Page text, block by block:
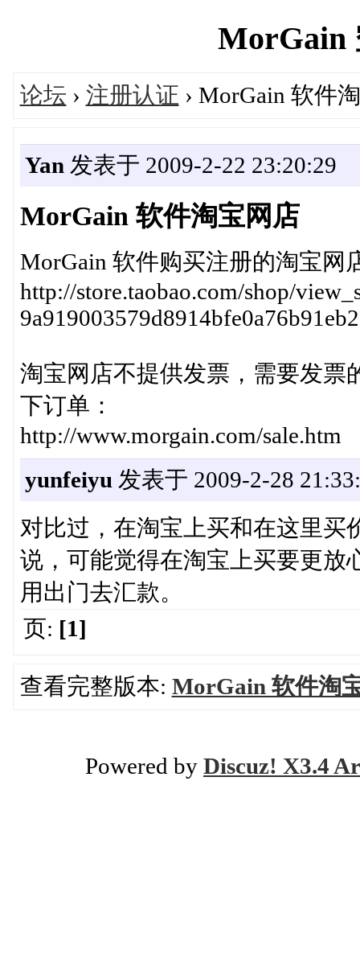
MorGain
论坛 › 注册认证 › MorGain 软件
Yan 发表于 2009-2-22 23:20:29
MorGain 软件淘宝网店
MorGain 软件购买注册的淘宝网
http://store.taobao.com/shop/
淘宝网店不提供发票，需要发票
下订单：
http://www.morgain.com/sale.htm
yunfeiyu 发表于 2009-2-28
对比过，在淘宝上买和在这里买
说，可能觉得在淘宝上买要更放
用出门去汇款。
页: [1]
查看完整版本: MorGain 软件淘
Powered by Discuz! X3.4